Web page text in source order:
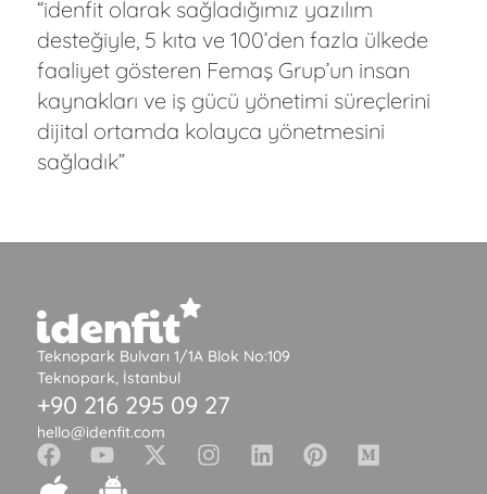
“idenfit olarak sağladığımız yazılım
desteğiyle, 5 kıta ve 100’den fazla ülkede
faaliyet gösteren Femaş Grup’un insan
kaynakları ve iş gücü yönetimi süreçlerini
dijital ortamda kolayca yönetmesini
sağladık”
Teknopark Bulvarı 1/1A Blok No:109
Teknopark, İstanbul
+90 216 295 09 27
hello@idenfit.com